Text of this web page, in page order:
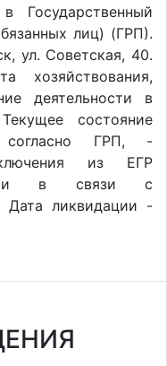
Государственный
лиц) (ГРП).
ул. Советская, 40.
хозяйствования,
деятельности в
состояние
согласно ГРП, -
из ЕГР
в связи с
Дата ликвидации -